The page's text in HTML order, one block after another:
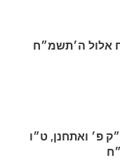
אלול ה׳תשמ״ח
פ׳ ואתחנן, ט״ו